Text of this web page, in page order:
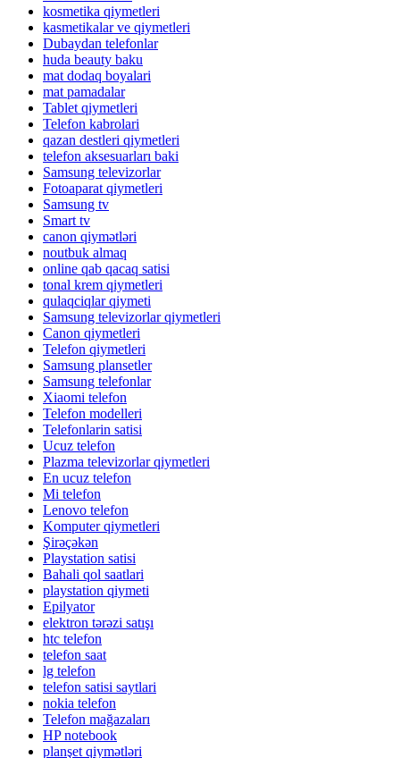
kosmetika qiymetleri
kasmetikalar ve qiymetleri
Dubaydan telefonlar
huda beauty baku
mat dodaq boyalari
mat pamadalar
Tablet qiymetleri
Telefon kabrolari
qazan destleri qiymetleri
telefon aksesuarları baki
Samsung televizorlar
Fotoaparat qiymetleri
Samsung tv
Smart tv
canon qiymətləri
noutbuk almaq
online qab qacaq satisi
tonal krem qiymetleri
qulaqciqlar qiymeti
Samsung televizorlar qiymetleri
Canon qiymetleri
Telefon qiymetleri
Samsung plansetler
Samsung telefonlar
Xiaomi telefon
Telefon modelleri
Telefonlarin satisi
Ucuz telefon
Plazma televizorlar qiymetleri
En ucuz telefon
Mi telefon
Lenovo telefon
Komputer qiymetleri
Şirəçəkən
Playstation satisi
Bahali qol saatlari
playstation qiymeti
Epilyator
elektron tərəzi satışı
htc telefon
telefon saat
lg telefon
telefon satisi saytlari
nokia telefon
Telefon mağazaları
HP notebook
planşet qiymətləri